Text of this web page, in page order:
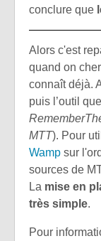
conclure que
Alors c'est
quand on
connaît déjà.
puis l’outil
MTT). Pour
Wamp sur
sources de
La mise en
très simple.
Pour